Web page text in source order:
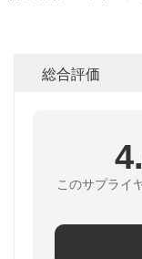
総合評価
このサプライ